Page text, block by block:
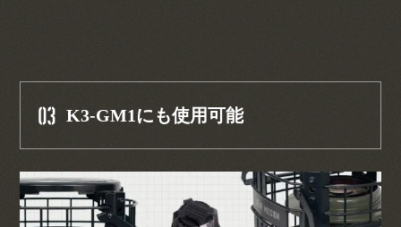
03 K3-GM1にも使用可能